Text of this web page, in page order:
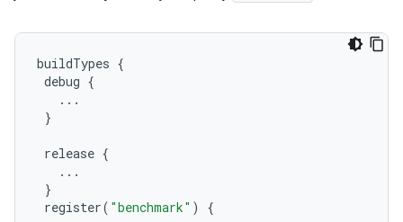
buildTypes {
debug {
...
}
release {
...
}
register( "benchmark" )
{